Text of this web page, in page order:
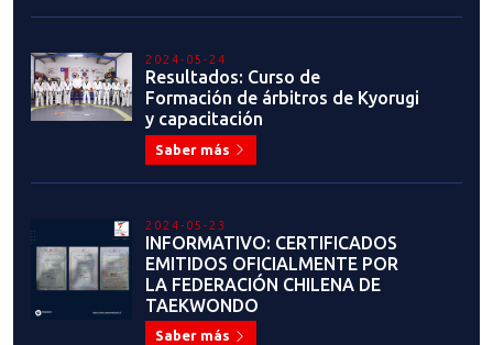
2024-05-24
Resultados: Curso de
Formación de árbitros de Kyorugi
y capacitación
Saber más
2024-05-23
INFORMATIVO: CERTIFICADOS
EMITIDOS OFICIALMENTE POR
LA FEDERACIÓN CHILENA DE
TAEKWONDO
Saber más